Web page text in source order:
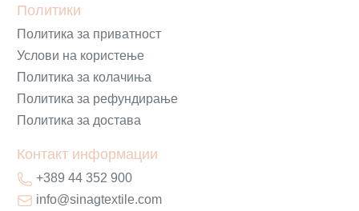
Политики
Политика за приватност
Услови на користење
Политика за колачиња
Политика за рефундирање
Политика за достава
Контакт информации
+389 44 352 900
info@sinagtextile.com